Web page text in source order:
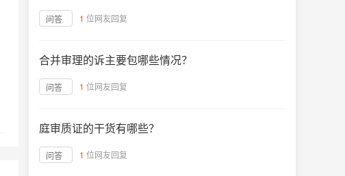
问答 1 位网友回复
合并审理的诉主要包哪些情况？
问答 1 位网友回复
庭审质证的干货有哪些？
问答 1 位网友回复